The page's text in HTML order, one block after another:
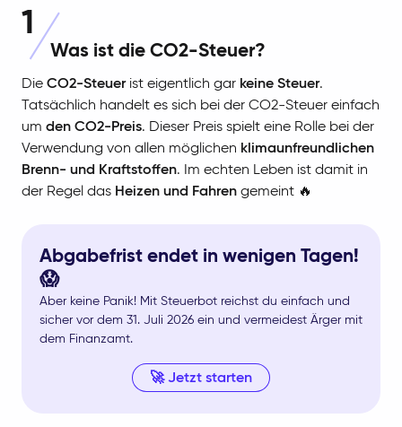
1
Was ist die CO2-Steuer?
Die CO2-Steuerist eigentlich gar keine Steuer.
Tatsächlich handelt es sich bei der CO2-Steuer einfach
um den CO2-Preis. Dieser Preis spielt eine Rolle bei der
Verwendung von allen möglichen klimaunfreundlichen
Brenn- und Kraftstoffen. Im echten Leben ist damit in
der Regel das Heizen und Fahren gemeint 🔥
Abgabefrist endet in wenigen Tagen!
😱
Aber keine Panik! Mit Steuerbot reichst du einfach und
sicher vor dem 31. Juli 2026 ein und vermeidest Ärger mit
dem Finanzamt.
🚀 Jetzt starten